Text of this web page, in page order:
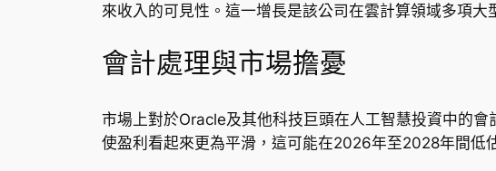
來收入的可見性。這一增長是該公司在雲計算領域多項
會計處理與市場擔憂
市場上對於Oracle及其他科技巨頭在人工智慧投資中的
使盈利看起來更為平滑，這可能在2026年至2028年間低